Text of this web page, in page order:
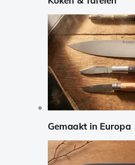
Gemaakt in Europa